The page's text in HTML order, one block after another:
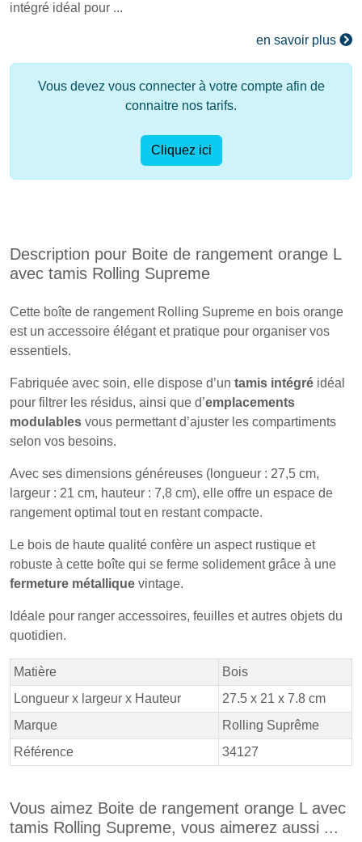
intégré idéal pour ...
en savoir plus
Vous devez vous connecter à votre compte afin de
connaitre nos tarifs.
Cliquez ici
Description pour Boite de rangement orange L
avec tamis Rolling Supreme
Cette boîte de rangement Rolling Supreme en bois orange
est un accessoire élégant et pratique pour organiser vos
essentiels.
Fabriquée avec soin, elle dispose d’un tamis intégré idéal
pour filtrer les résidus, ainsi que d’emplacements
modulables vous permettant d’ajuster les compartiments
selon vos besoins.
Avec ses dimensions généreuses (longueur : 27,5 cm,
largeur : 21 cm, hauteur : 7,8 cm), elle offre un espace de
rangement optimal tout en restant compacte.
Le bois de haute qualité confère un aspect rustique et
robuste à cette boîte qui se ferme solidement grâce à une
fermeture métallique vintage.
Idéale pour ranger accessoires, feuilles et autres objets du
quotidien.
Matière
Bois
Longueur x largeur x Hauteur
27.5 x 21 x 7.8 cm
Marque
Rolling Suprême
Référence
34127
Vous aimez Boite de rangement orange L avec
tamis Rolling Supreme, vous aimerez aussi ...